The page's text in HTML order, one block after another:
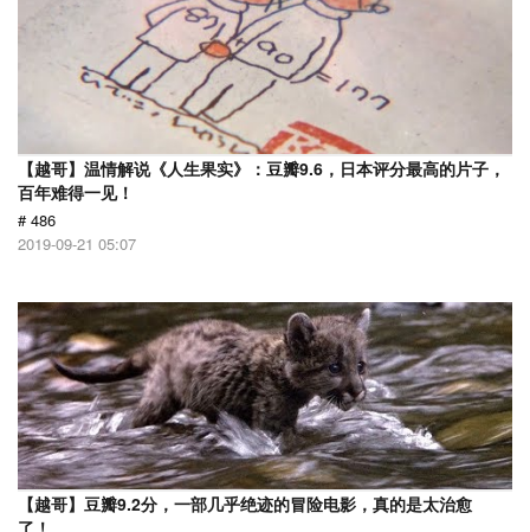
【越哥】温情解说《人生果实》：豆瓣9.6，日本评分最高的片子，
百年难得一见！
# 486
2019-09-21 05:07
【越哥】豆瓣9.2分，一部几乎绝迹的冒险电影，真的是太治愈
了！